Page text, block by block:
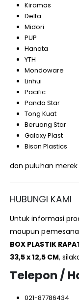
Kiramas
Delta
Midori
PUP
Hanata
YTH
Mondoware
Linhui
Pacific
Panda Star
Tong Kuat
Beruang Star
Galaxy Plast
Bison Plastics
dan puluhan
HUBUNGI KAMI
Untuk informasi
maupun
BOX PLASTIK
33,5 x 12,5 CM,
Telepon /
021-87786434